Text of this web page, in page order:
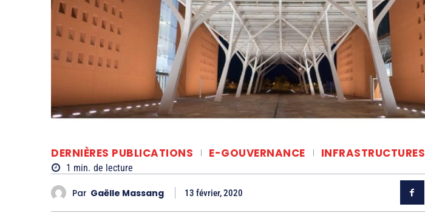
DERNIÈRES PUBLICATIONS E-GOUVERNANCE INFRASTRUCTURES
1 min. de lecture
Par Gaëlle Massang 13 février, 2020